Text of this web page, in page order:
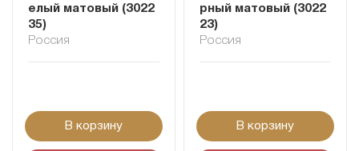
елый матовый (3022
35)
Россия
В корзину
рный матовый (3022
23)
Россия
В корзину